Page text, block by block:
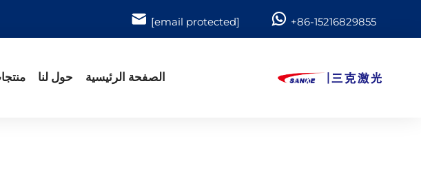
+86-15216829855
[email protected]
الصفحة الرئيسية حول لنا